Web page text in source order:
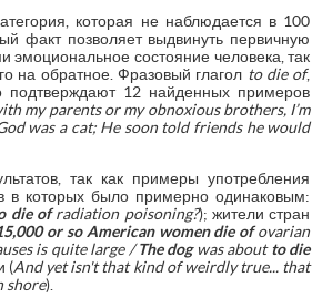
которая не наблюдается в 100
факт позволяет выдвинуть первичную
состояние человека, так
на обратное. Фразовый глагол to die of,
подтверждают 12 найденных примеров
my parents or my obnoxious brothers, I’m
was a cat; He soon told friends he would
так как примеры употребления
в которых было примерно одинаковым:
die ofradiation poisoning?); жители стран
or so American women die ofovarian
is quite large /The dogwas aboutto die
(And yet isn't that kind of weirdly true... that
shore).